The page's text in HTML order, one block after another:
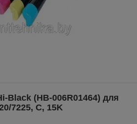
Black (HB-006R01464) для
7225, C, 15K